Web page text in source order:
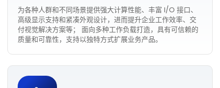
为各种人群和不同场景提供强大计算性能、丰富 I/O 接口、
高级显示支持和紧凑外观设计，进而提升企业工作效率、交
付视觉解决方案等； 面向多种工作负载打造，具有可信赖的
质量和可靠性，支持以独特方式扩展业务产品。